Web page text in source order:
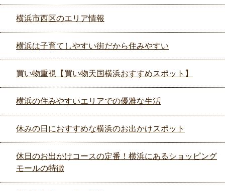
横浜市西区のエリア情報
横浜は子育てしやすい街だから住みやすい
買い物重視【買い物天国横浜おすすめスポット】
横浜の住みやすいエリアでの優雅な生活
休みの日におすすめな横浜のお出かけスポット
休日のお出かけコースの定番！横浜にあるショッピング
モールの特徴